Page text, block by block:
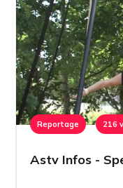
Reportage 216
Astv Infos -